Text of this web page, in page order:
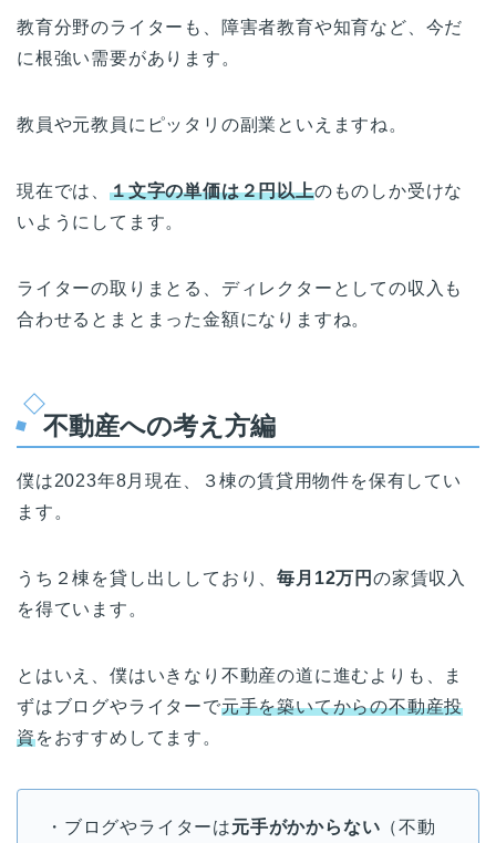
教育分野のライターも、障害者教育や知育など、今だ
に根強い需要があります。
教員や元教員にピッタリの副業といえますね。
現在では、 １文字の単価は２円以上のものしか受けな
いようにしてます。
ライターの取りまとる、ディレクターとしての収入も
合わせるとまとまった金額になりますね。
不動産への考え方編
僕は2023年8月現在、３棟の賃貸用物件を保有してい
ます。
うち２棟を貸し出ししており、毎月12万円の家賃収入
を得ています。
とはいえ、僕はいきなり不動産の道に進むよりも、ま
ずはブログやライターで元手を築いてからの不動産投
資をおすすめしてます。
・ブログやライターは元手がかからない （不動